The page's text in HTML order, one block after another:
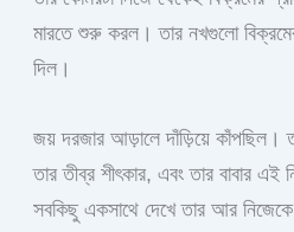
মারতে শুরু করল। তার নখগুলো
দিল।
জয় দরজার আড়ালে দাঁড়িয়ে কাঁপছিল।
তার তীব্র শীৎকার, এবং তার বাবার
সবকিছু একসাথে দেখে তার আর নিজেকে